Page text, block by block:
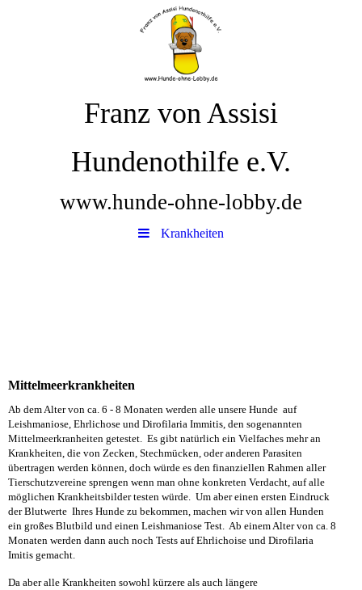
Franz von Assisi
Hundenothilfe e.V.
www.hunde-ohne-lobby.de
Krankheiten
Mittelmeerkrankheiten
Ab dem Alter von ca. 6 - 8 Monaten werden alle unsere Hunde auf
Leishmaniose, Ehrlichose und Dirofilaria Immitis, den sogenannten
Mittelmeerkranheiten getestet. Es gibt natürlich ein Vielfaches mehr an
Krankheiten, die von Zecken, Stechmücken, oder anderen Parasiten
übertragen werden können, doch würde es den finanziellen Rahmen aller
Tierschutzvereine sprengen wenn man ohne konkreten Verdacht, auf alle
möglichen Krankheitsbilder testen würde. Um aber einen ersten Eindruck
der Blutwerte Ihres Hunde zu bekommen, machen wir von allen Hunden
ein großes Blutbild und einen Leishmaniose Test. Ab einem Alter von ca. 8
Monaten werden dann auch noch Tests auf Ehrlichoise und Dirofilaria
Imitis gemacht.
Da aber alle Krankheiten sowohl kürzere als auch längere